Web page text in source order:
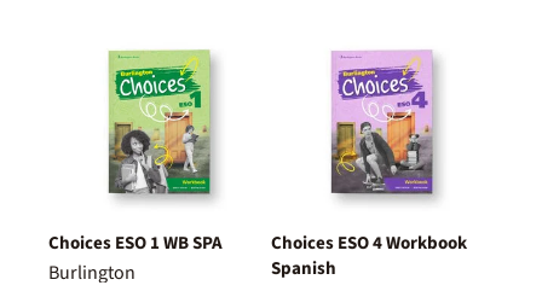
Choices ESO 1 WB SPA
Burlington
Choices ESO 4 Workbook
Spanish